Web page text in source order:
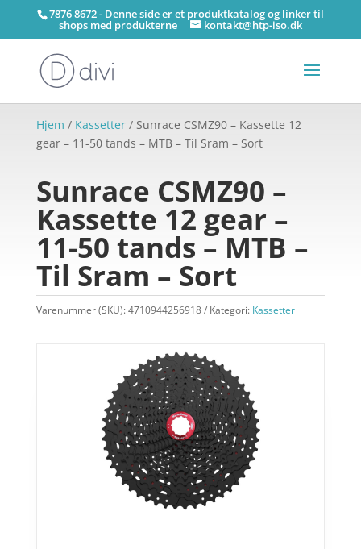
7876 8672 - Denne side er et produktkatalog og linker til
shops med produkterne kontakt@htp-iso.dk
Hjem / Kassetter/ Sunrace CSMZ90 – Kassette 12
gear – 11-50 tands – MTB – Til Sram – Sort
Sunrace CSMZ90 –
Kassette 12 gear –
11-50 tands – MTB –
Til Sram – Sort
Varenummer (SKU):4710944256918 Kategori: Kassetter